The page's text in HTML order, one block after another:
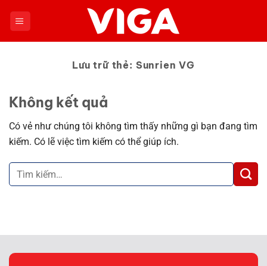
Lưu trữ thẻ: Sunrien VG
Không kết quả
Có vẻ như chúng tôi không tìm thấy những gì bạn đang tìm
kiếm. Có lẽ việc tìm kiếm có thể giúp ích.